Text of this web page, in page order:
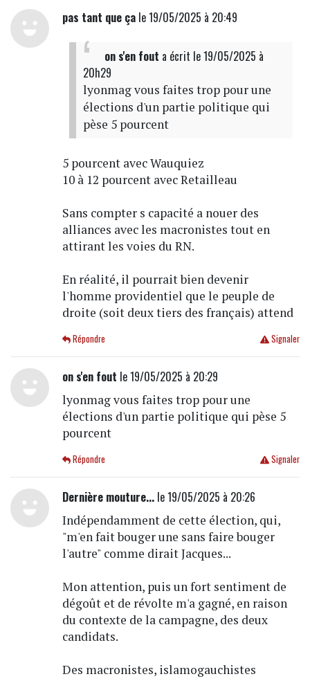
pas tant que çale 19/05/2025 à 20:49
on s'en fout a écrit le 19/05/2025 à
20h29
lyonmag vous faites trop pour une
élections d'un partie politique qui
pèse 5 pourcent
5 pourcent avec Wauquiez
10 à 12 pourcent avec Retailleau
Sans compter s capacité a nouer des
alliances avec les macronistes tout en
attirant les voies du RN.
En réalité, il pourrait bien devenir
l'homme providentiel que le peuple de
droite (soit deux tiers des français) attend
Signaler
Répondre
on s'en fout le 19/05/2025 à 20:29
lyonmag vous faites trop pour une
élections d'un partie politique qui pèse 5
pourcent
Signaler
Répondre
Dernière mouture...le 19/05/2025 à 20:26
Indépendamment de cette élection, qui,
"m'en fait bouger une sans faire bouger
l'autre" comme dirait Jacques...
Mon attention, puis un fort sentiment de
dégoût et de révolte m'a gagné, en raison
du contexte de la campagne, des deux
candidats.
Des macronistes, islamogauchistes